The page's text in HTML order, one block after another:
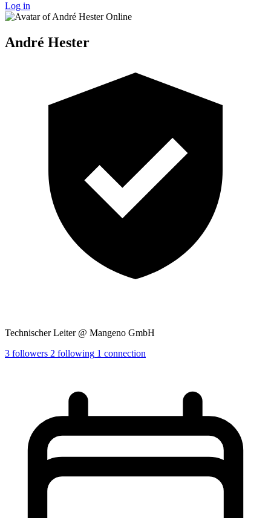
Log in
Online
André Hester
Technischer Leiter @ Mangeno GmbH
3 followers 2 following 1 connection